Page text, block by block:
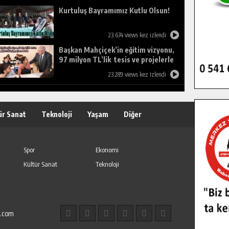
Kurtuluş Bayramımız Kutlu Olsun!
23.674 views kez izlendi
Başkan Mahçiçek’in eğitim vizyonu,
97 milyon TL’lik tesis ve projelerle
23.289 views kez izlendi
Sanat Teknoloji Yaşam Diğer
Spor
Ekonomi
Kültür Sanat
Teknoloji